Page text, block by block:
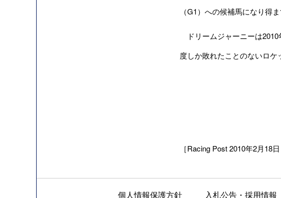
（G1）への候補馬になり得ま
ドリームジャーニーは2010
度しか敗れたことのないロケ
［Racing Post 2010年2月18
個人情報保護方針 入札公告・採用情報